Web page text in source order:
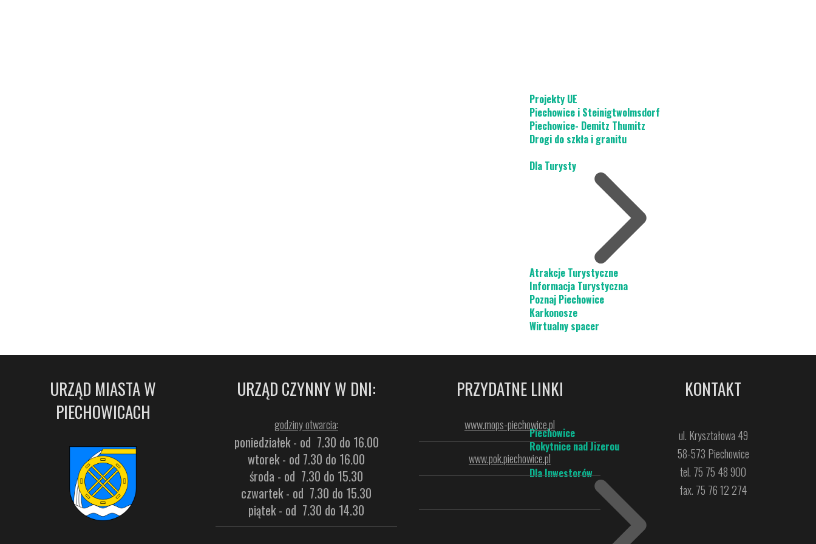
Projekty UE
Piechowice i Steinigtwolmsdorf
Piechowice- Demitz Thumitz
Drogi do szkła i granitu
Dla Turysty
Atrakcje Turystyczne
Informacja Turystyczna
Poznaj Piechowice
Karkonosze
Wirtualny spacer
Piechowice
Rokytnice nad Jizerou
Dla Inwestorów
URZĄD MIASTA W
PIECHOWICACH
URZĄD CZYNNY W DNI:
godziny otwarcia:
poniedziałek - od 7.30 do 16.00
wtorek - od 7.30 do 16.00
środa - od 7.30 do 15.30
czwartek - od 7.30 do 15.30
piątek - od 7.30 do 14.30
PRZYDATNE LINKI
www.mops-piechowice.pl
www.pok.piechowice.pl
KONTAKT
ul. Kryształowa 49
58-573 Piechowice
tel. 75 75 48 900
fax. 75 76 12 274